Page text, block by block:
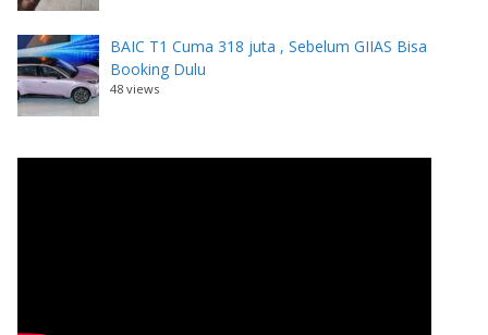
BAIC T1 Cuma 318 juta , Sebelum GIIAS Bisa
Booking Dulu
48 views